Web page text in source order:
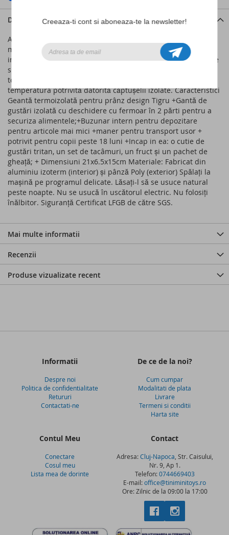
Creeaza-ti cont si aboneaza-te la newsletter!
Detalii
Această geantă izolată pentru gustări se potrivește perfect în
majoritatea ghiozdanelor. Este suficient de mare pentru a
include o cutie de gustări, un set de tacâmuri un suc și fructe
suplimentare, precum și pachete de gheață pentru a păstra
totul rece. Atât gustările calde, cât și cele reci vor rămâne la
temperatura potrivită datorită căptușelii izolate. Caracteristici
Geantă termoizolată pentru prânz design Tigru +Gantă de
gustări izolată cu deschidere cu fermoar în 2 părti pentru a
securiza alimentele;+Buzunar intern pentru depozitare
pentru articole mai mici +maner pentru transport usor +
potrivit pentru copii peste 18 luni +Incap in ea: o cutie de
gustări tritan, un set de tacâmuri, un fruct și un pachet de
gheață; + Dimensiuni 21x6.5x15cm Materiale: Fabricat din
aluminiu izoterm (interior) și pânză Poly (exterior) Spălați la
mașină pe programul delicate. Lăsați-l să se usuce natural
peste noapte. Nu se usucă în uscătorul electric. Nu folosiți
înălbitor. Siguranță Certificat LFGB de către SGS.
Mai multe informatii
Recenzii
Produse vizualizate recent
Informatii
Despre noi
Politica de confidentialitate
Retururi
Contactati-ne
De ce de la noi?
Cum cumpar
Modalitati de plata
Livrare
Termeni si conditii
Harta site
Contul Meu
Conectare
Cosul meu
Lista mea de dorinte
Contact
Adresa:Cluj-Napoca , Str. Caisului,
Nr. 9, Ap 1.
Telefon:0744669403
E-mail:office@tiniminitoys.ro
Ore: Zilnic de la 09:00 la 17:00